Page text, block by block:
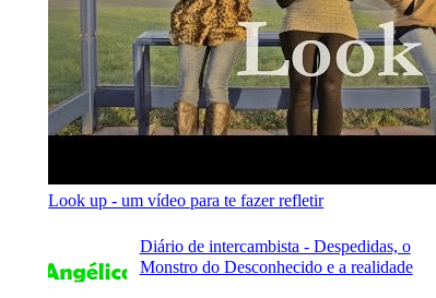
Look up - um vídeo para te fazer refletir
Diário de intercambista - Despedidas, o
Monstro do Desconhecido e a realidade